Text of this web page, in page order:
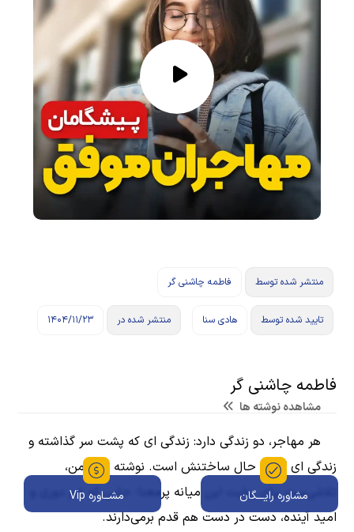
منتشر شده توسط فاطمه چاشنی گر
تایید شده توسط هادی سنا منتشر شده در ۱۴۰۴/۱۱/۲۳
فاطمه چاشنی گر
مشاهده نوشته ها
هر مهاجر، دو زندگی دارد: زندگی ای که پشت سر گذاشته و
زندگی ای که در حال ساختنش است. نوشته های من،
تلاشی‌ست برای روایت این میانه‌ پرمعنا؛ جایی که غم دوری و
امید آینده، دست در دست هم قدم برمی‌دارند.
مشاوره رایـــگان مشــاوره Vip